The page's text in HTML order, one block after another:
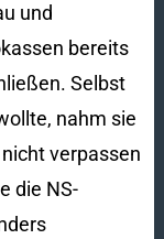
und
bereits
Selbst
nahm sie
verpassen
die NS-